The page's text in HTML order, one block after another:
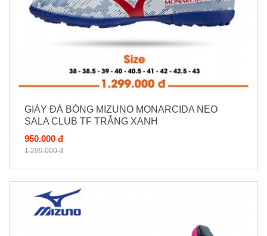
GIÀY ĐÁ BÓNG MIZUNO MONARCIDA NEO
SALA CLUB TF TRẮNG XANH
950.000 đ
1.299.000 đ